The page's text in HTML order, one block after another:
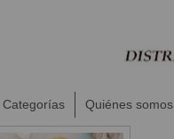
Categorías Quiénes somos